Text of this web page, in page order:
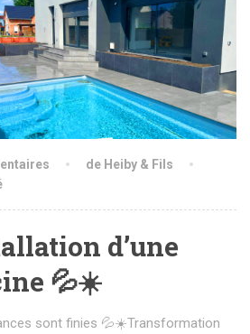
de Heiby & Fils
d’une
💦☀️
sont finies 💦☀️Transformation